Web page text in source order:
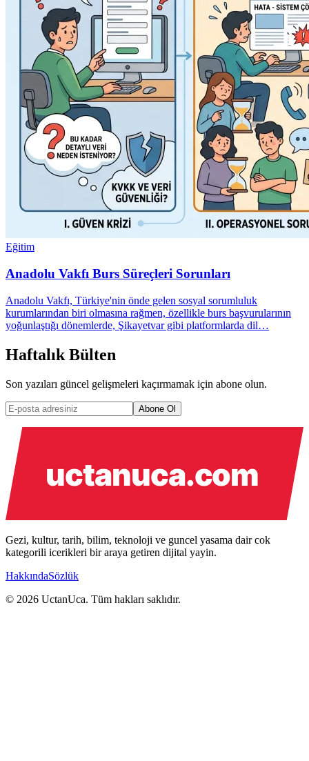
Eğitim
Anadolu Vakfı Burs Süreçleri Sorunları
Anadolu Vakfı, Türkiye'nin önde gelen sosyal sorumluluk
kurumlarından biri olmasına rağmen, özellikle burs başvurularının
yoğunlaştığı dönemlerde, Şikayetvar gibi platformlarda dil…
Haftalık Bülten
Son yazıları güncel gelişmeleri kaçırmamak için abone olun.
Abone Ol
Gezi, kultur, tarih, bilim, teknoloji ve guncel yasama dair cok
kategorili icerikleri bir araya getiren dijital yayin.
HakkındaSözlük
© 2026 UctanUca. Tüm hakları saklıdır.